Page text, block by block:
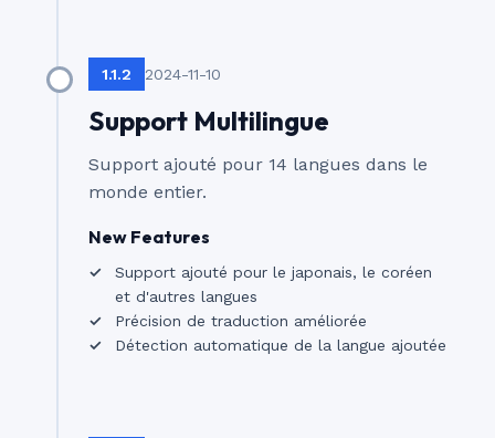
1.1.2 2024-11-10
Support Multilingue
Support ajouté pour 14 langues dans le
monde entier.
New Features
Support ajouté pour le japonais, le coréen
et d'autres langues
Précision de traduction améliorée
Détection automatique de la langue ajoutée